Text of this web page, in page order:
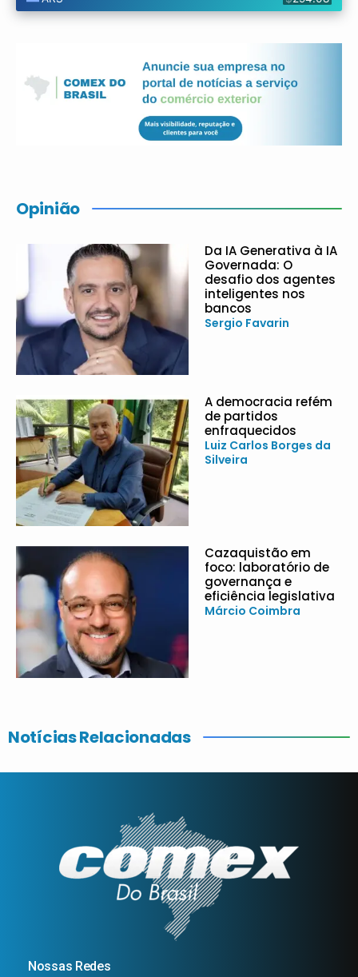
Opinião
Da IA Generativa à IA
Governada: O
desafio dos agentes
inteligentes nos
bancos
Sergio Favarin
A democracia refém
de partidos
enfraquecidos
Luiz Carlos Borges da
Silveira
Cazaquistão em
foco: laboratório de
governança e
eficiência legislativa
Márcio Coimbra
Notícias Relacionadas
Nossas Redes